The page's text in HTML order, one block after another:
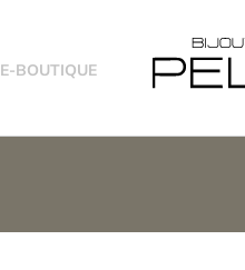
E-BOUTIQUE